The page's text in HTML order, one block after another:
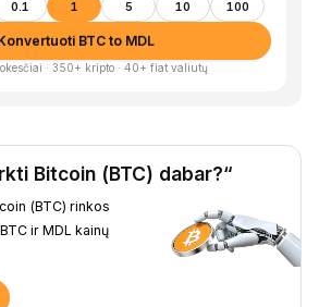
0.1 1 5 10 100
BTC to MDL
· 350+ kripto · 40+ fiat valiutų
Bitcoin (BTC) dabar?“
(BTC) rinkos
ir MDL kainų